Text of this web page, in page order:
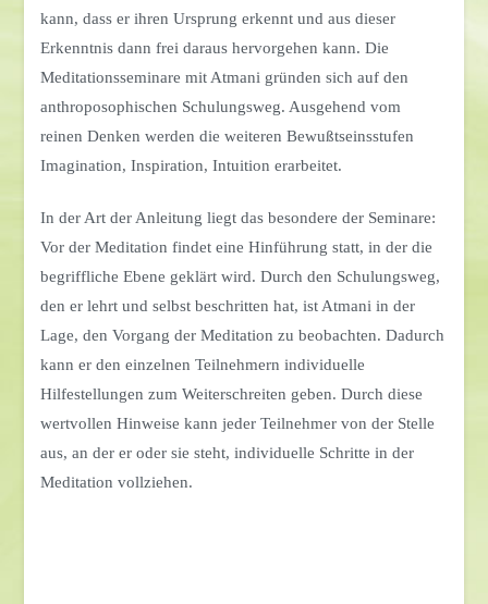
kann, dass er ihren Ursprung erkennt und aus dieser
Erkenntnis dann frei daraus hervorgehen kann. Die
Meditationsseminare mit Atmani gründen sich auf den
anthroposophischen Schulungsweg. Ausgehend vom
reinen Denken werden die weiteren Bewußtseinsstufen
Imagination, Inspiration, Intuition erarbeitet.
In der Art der Anleitung liegt das besondere der Seminare:
Vor der Meditation findet eine Hinführung statt, in der die
begriffliche Ebene geklärt wird. Durch den Schulungsweg,
den er lehrt und selbst beschritten hat, ist Atmani in der
Lage, den Vorgang der Meditation zu beobachten. Dadurch
kann er den einzelnen Teilnehmern individuelle
Hilfestellungen zum Weiterschreiten geben. Durch diese
wertvollen Hinweise kann jeder Teilnehmer von der Stelle
aus, an der er oder sie steht, individuelle Schritte in der
Meditation vollziehen.